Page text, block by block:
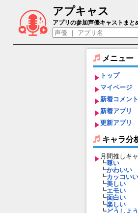
アプキャス
ウラル（声優：桜木
アプリの参加声優キャストまと
メニュー
トップ
マイページ
新着コメント
新着アプリ
更新アプリ
キャラ分
月間推しキ
┗尊い
┗かわいい
┗カッコいい
┗美しい
┗エモい
┗面白い
┗楽しい
┗どうしよ